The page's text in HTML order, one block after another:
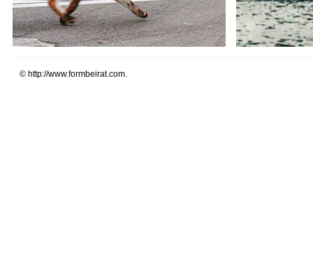
© http://www.formbeirat.com.